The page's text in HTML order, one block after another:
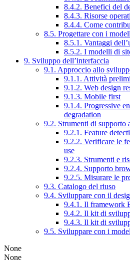
8.4.2. Benefici del
8.4.3. Risorse
8.4.4. Come
8.5. Progettare con i
8.5.1. Vantaggi
8.5.2. I modelli di
9. Sviluppo dell’interfaccia
9.1. Approccio allo
9.1.1. Attività
9.1.2. Web design
9.1.3. Mobile first
9.1.4. Progressive
degradation
9.2. Strumenti di supporto
9.2.1. Feature
9.2.2. Verificare le
use
9.2.3. Strumenti e
9.2.4. Supporto
9.2.5. Misurare le
9.3. Catalogo del riuso
9.4. Sviluppare con il
9.4.1. Il framework
9.4.2. Il kit di
9.4.3. Il kit di
9.5. Sviluppare con i
None
None